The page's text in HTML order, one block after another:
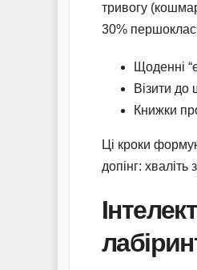
тривогу
30%
Щоденні
Візити до
Книжки
Ці кроки
допінг: хваліть